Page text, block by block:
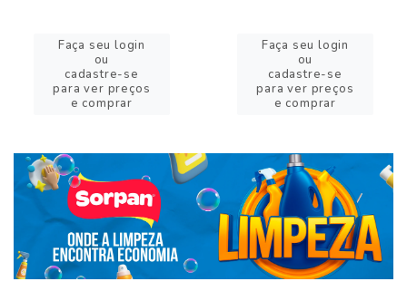
Faça seu login
ou
cadastre-se
para ver preços
e comprar
Faça seu login
ou
cadastre-se
para ver preços
e comprar